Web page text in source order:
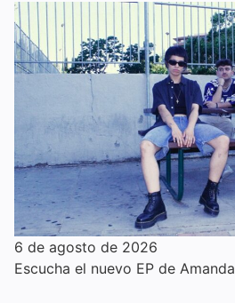
6 de agosto de 2026
Escucha el nuevo EP de Amanda